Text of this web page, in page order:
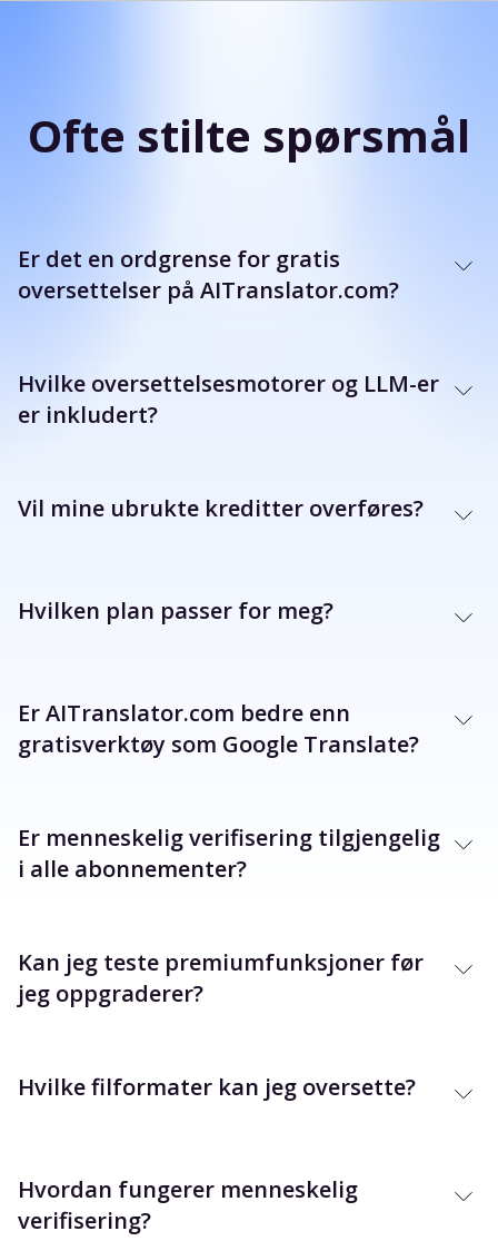
Ofte stilte spørsmål
Er det en ordgrense for gratis
oversettelser på AITranslator.com?
Hvilke oversettelsesmotorer og LLM-er
er inkludert?
Vil mine ubrukte kreditter overføres?
Hvilken plan passer for meg?
Er AITranslator.com bedre enn
gratisverktøy som Google Translate?
Er menneskelig verifisering tilgjengelig
i alle abonnementer?
Kan jeg teste premiumfunksjoner før
jeg oppgraderer?
Hvilke filformater kan jeg oversette?
Hvordan fungerer menneskelig
verifisering?